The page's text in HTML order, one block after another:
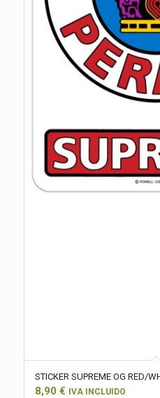
STICKER SUPREME OG RED/
8,90 € IVA INCLUIDO